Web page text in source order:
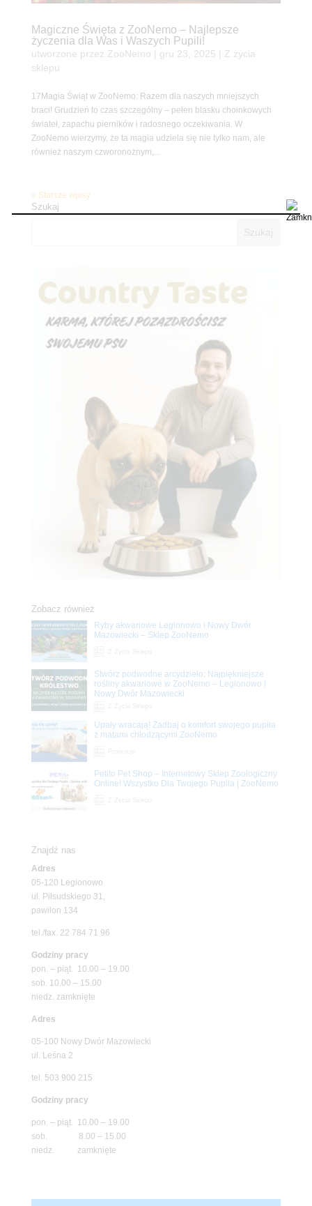
Magiczne Święta z ZooNemo – Najlepsze
życzenia dla Was i Waszych Pupili!
utworzone przez ZooNemo gru 23, 2025
Z życia
sklepu
17Magia Świąt w ZooNemo: Razem dla naszych mniejszych
braci! Grudzień to czas szczególny – pełen blasku choinkowych
świateł, zapachu pierników i radosnego oczekiwania. W
ZooNemo wierzymy, że ta magia udziela się nie tylko nam, ale
również naszym czworonożnym,...
« Starsze wpisy
Szukaj
Zobacz również
Ryby akwariowe Legionowo i Nowy Dwór
Mazowiecki – Sklep ZooNemo
Stwórz podwodne arcydzieło: Najpiękniejsze
rośliny akwariowe w ZooNemo – Legionowo i
Nowy Dwór Mazowiecki
Upały wracają! Zadbaj o komfort swojego pupila
z matami chłodzącymi ZooNemo
Petito Pet Shop – Internetowy Sklep Zoologiczny
Online! Wszystko Dla Twojego Pupila | ZooNemo
Znajdź nas
Adres
05-120 Legionowo
ul. Piłsudskiego 31,
pawilon 134
tel./fax. 22 784 71 96
Godziny pracy
pon. – piąt. 10.00 – 19.00
sob. 10.00 – 15.00
niedz. zamknięte
Adres
05-100 Nowy Dwór Mazowiecki
ul. Leśna 2
tel. 503 900 215
Godziny pracy
pon. – piąt. 10.00 – 19.00
sob. 8.00 – 15.00
niedz. zamknięte